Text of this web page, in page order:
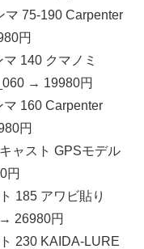
マ 75-190 Carpenter
円
140 クマノミ
→ 19980円
マ 160 Carpenter
円
ャスト GPSモデル
円
185 アワビ貼り
26980円
230 KAIDA-LURE